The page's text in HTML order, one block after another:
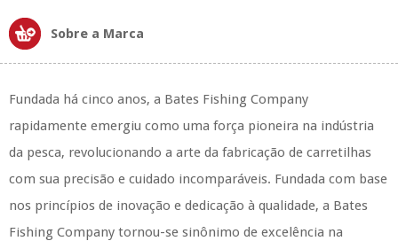
Sobre a Marca
Fundada há cinco anos, a Bates Fishing Company
rapidamente emergiu como uma força pioneira na indústria
da pesca, revolucionando a arte da fabricação de carretilhas
com sua precisão e cuidado incomparáveis. Fundada com base
nos princípios de inovação e dedicação à qualidade, a Bates
Fishing Company tornou-se sinônimo de excelência na